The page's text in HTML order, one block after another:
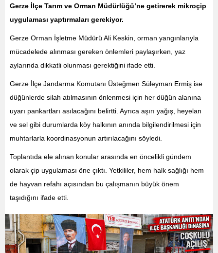
Gerze İlçe Tarım ve Orman Müdürlüğü’ne getirerek mikroçip
uygulaması yaptırmaları gerekiyor.
Gerze Orman İşletme Müdürü Ali Keskin, orman yangınlarıyla
mücadelede alınması gereken önlemleri paylaşırken, yaz
aylarında dikkatli olunması gerektiğini ifade etti.
Gerze İlçe Jandarma Komutanı Üsteğmen Süleyman Ermiş ise
düğünlerde silah atılmasının önlenmesi için her düğün alanına
uyarı pankartları asılacağını belirtti. Ayrıca aşırı yağış, heyelan
ve sel gibi durumlarda köy halkının anında bilgilendirilmesi için
muhtarlarla koordinasyonun artırılacağını söyledi.
Toplantıda ele alınan konular arasında en öncelikli gündem
olarak çip uygulaması öne çıktı. Yetkililer, hem halk sağlığı hem
de hayvan refahı açısından bu çalışmanın büyük önem
taşıdığını ifade etti.